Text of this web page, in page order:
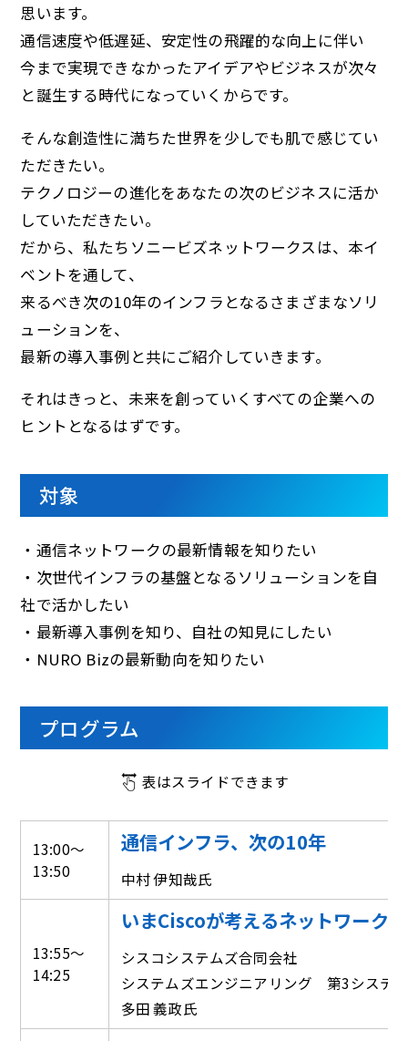
思います。
通信速度や低遅延、安定性の飛躍的な向上に伴い
今まで実現できなかったアイデアやビジネスが次々
と誕生する時代になっていくからです。
そんな創造性に満ちた世界を少しでも肌で感じてい
ただきたい。
テクノロジーの進化をあなたの次のビジネスに活か
していただきたい。
だから、私たちソニービズネットワークスは、本イ
ベントを通して、
来るべき次の10年のインフラとなるさまざまなソリ
ューションを、
最新の導入事例と共にご紹介していきます。
それはきっと、未来を創っていくすべての企業への
ヒントとなるはずです。
対象
・通信ネットワークの最新情報を知りたい
・次世代インフラの基盤となるソリューションを自
社で活かしたい
・最新導入事例を知り、自社の知見にしたい
・NURO Bizの最新動向を知りたい
プログラム
表はスライドできます
13:00～
13:50
通信インフラ、次の10年
中村 伊知哉氏
13:55～
14:25
いまCiscoが考えるネットワーク
シスコシステムズ合同会社
システムズエンジニアリング 第3システ
多田 義政氏